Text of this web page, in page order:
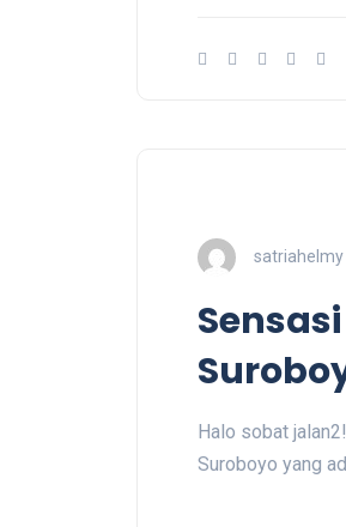
satriahelmy
Halo sobat
Suroboyo yang